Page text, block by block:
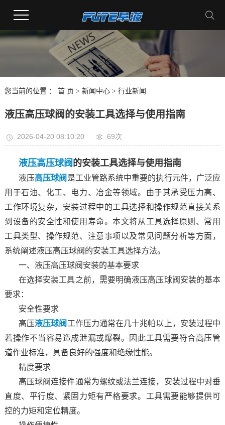
您当前的位置 ： 首 页 > 新闻中心> 行业新闻
液压高压球阀的安装工具选择与使用指南
2026-04-20 08:10:20 69次
液压高压球阀 的安装工具选择与使用指南
液压高压球阀 是工业管路系统中重要的执行元件，广泛应
用于石油、化工、电力、冶金等领域。由于其承受压力高、
工作环境复杂，安装过程中的工具选择和操作规范直接关系
到设备的安全性和使用寿命。本文将从工具选择原则、常用
工具类型、操作规范、注意事项以及常见问题分析等方面，
系统阐述液压高压球阀的安装工具选择方法。
一、液压高压球阀安装的基本要求
在选择安装工具之前，需要明确液压高压球阀安装的基本
要求：
安全性要求
高压液压球阀 工作压力通常在几十兆帕以上，安装过程中
若操作不当容易造成泄漏或爆裂。因此工具需要符合高压管
道作业标准，具备良好的强度和绝缘性能。
精度要求
高压球阀连接件通常为螺纹或法兰连接，安装过程中对垂
直度、平行度、紧固力矩有严格要求。工具需要能够提供可
控的力矩和定位精度。